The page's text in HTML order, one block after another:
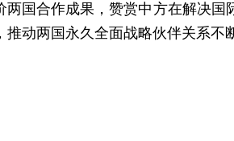
两国合作成果，赞赏中方在解决
推动两国永久全面战略伙伴关系不